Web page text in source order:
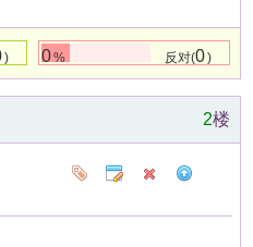
) 0% 反对(0)
2楼